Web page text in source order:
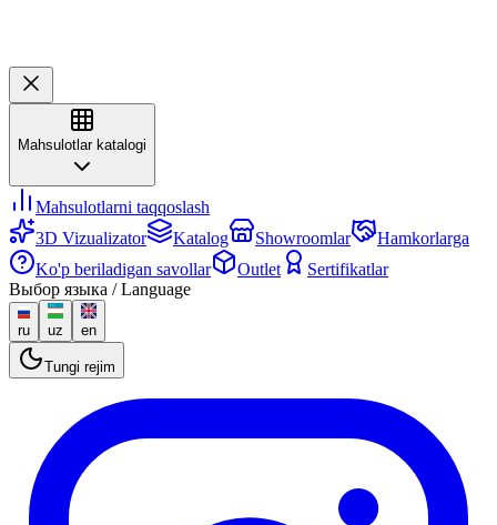
Mahsulotlar katalogi
Mahsulotlarni taqqoslash
3D Vizualizator
Katalog Showroomlar
Hamkorlarga
Ko'p beriladigan savollar
Outlet
Sertifikatlar
Выбор языка / Language
ru uz en
Tungi rejim